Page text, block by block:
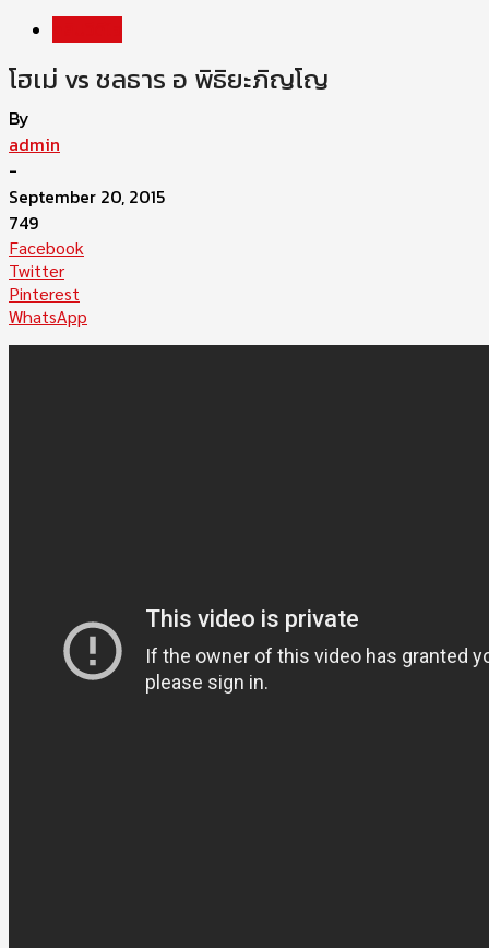
โฮเม่ vs ชลธาร อ พิธิยะภิญโญ
By
admin
-
September 20, 2015
749
Facebook
Twitter
Pinterest
WhatsApp